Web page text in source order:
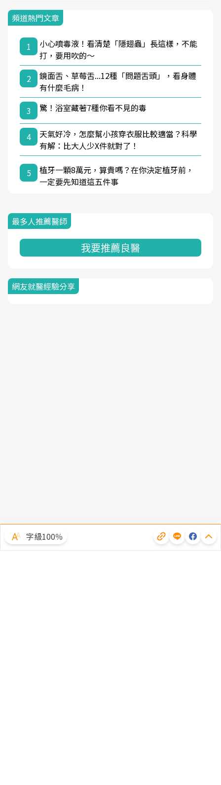
頻道熱門文章
1
小心噴毒液！看清楚「隱翅蟲」長這樣，不能
打，要用吹的～
2
鏡面舌、草莓舌...12種「問題舌頭」，看身體
有什麼毛病！
3
驚！浴室藏著7種你看不見的毒
4
天氣好冷，怎麼幫小孩穿衣服比較適當？科學
有解：比大人少X件就對了！
5
植牙一顆8萬元，算貴嗎？在你決定植牙前，
一定要先知道這五件事
最多人推薦醫師
我要推薦良醫
網友就醫經驗分享
字級100％